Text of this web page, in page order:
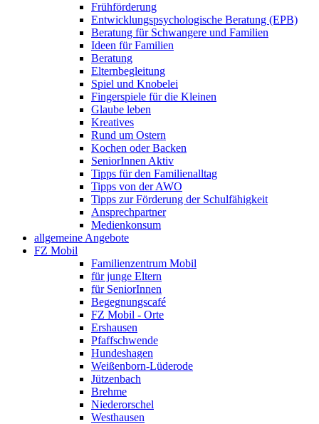
Frühförderung
Entwicklungspsychologische Beratung (EPB)
Beratung für Schwangere und Familien
Ideen für Familien
Beratung
Elternbegleitung
Spiel und Knobelei
Fingerspiele für die Kleinen
Glaube leben
Kreatives
Rund um Ostern
Kochen oder Backen
SeniorInnen Aktiv
Tipps für den Familienalltag
Tipps von der AWO
Tipps zur Förderung der Schulfähigkeit
Ansprechpartner
Medienkonsum
allgemeine Angebote
FZ Mobil
Familienzentrum Mobil
für junge Eltern
für SeniorInnen
Begegnungscafé
FZ Mobil - Orte
Ershausen
Pfaffschwende
Hundeshagen
Weißenborn-Lüderode
Jützenbach
Brehme
Niederorschel
Westhausen